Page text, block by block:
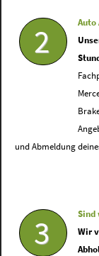
2
Auto
und Abmeldung
3
Sind
Wir